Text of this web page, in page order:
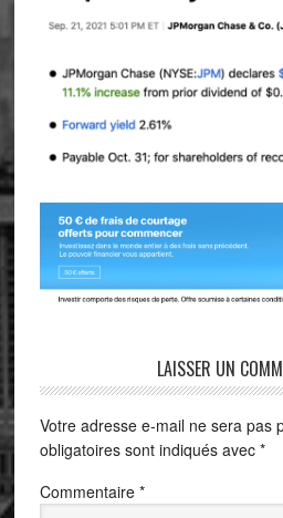
LAISSER UN
Votre adresse e-mail ne sera pas
obligatoires sont indiqués avec *
Commentaire *